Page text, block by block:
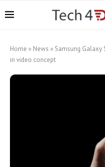
Home » News » Samsung Galaxy
in video concept